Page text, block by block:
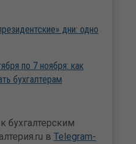
дни: одно
по 7 ноября: как
бухгалтерам
бухгалтерским
в Telegram-